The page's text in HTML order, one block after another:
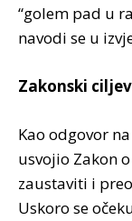
“golem pad u
navodi se u
Zakonski
Kao odgovor
usvojio Zakon
zaustaviti i
Uskoro se